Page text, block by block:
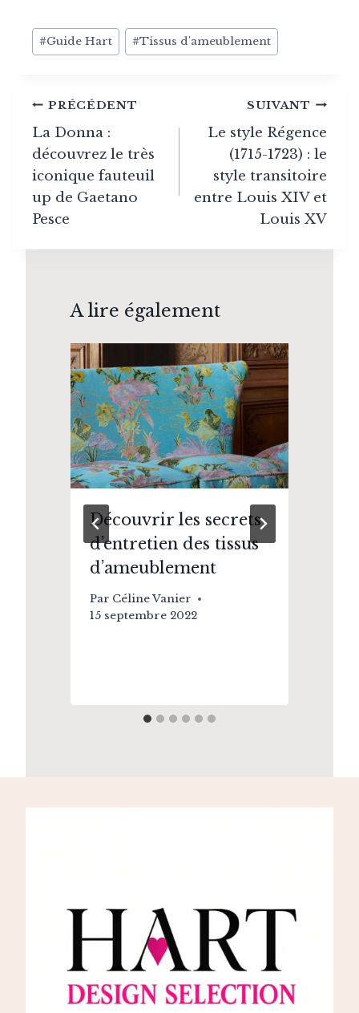
Post
Tags:
#Guide Hart #Tissus d'ameublement
Navigation
de
l’article
PRÉCÉDENT
La Donna :
découvrez le très
iconique fauteuil
up de Gaetano
Pesce
SUIVANT
Le style Régence
(1715-1723) : le
style transitoire
entre Louis XIV et
Louis XV
A lire également
Découvrir les secrets
d’entretien des tissus
d’ameublement
Par Céline Vanier
15 septembre 2022